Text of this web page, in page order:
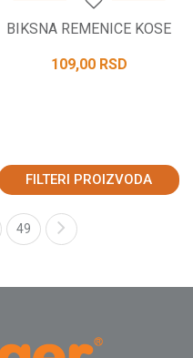
BIKSNA REMENICE KOSE
109,00 RSD
FILTERI PROIZVODA
49